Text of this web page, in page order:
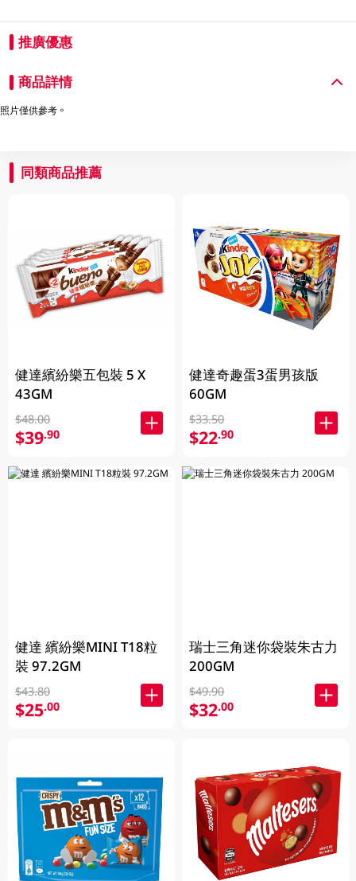
推廣優惠
商品詳情
照片僅供參考。
同類商品推薦
健達繽紛樂五包裝 5 X
43GM
$48.00
$39.90
健達 繽紛樂MINI T18粒
裝 97.2GM
$43.80
$25.00
健達奇趣蛋3蛋男孩版
60GM
$33.50
$22.90
瑞士三角迷你袋裝朱古力
200GM
$49.90
$32.00